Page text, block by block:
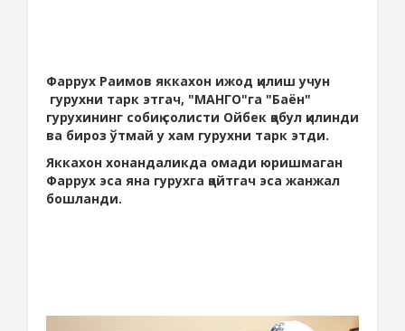
Фаррух Раимов яккахон ижод қилиш учун
гурухни тарк этгач, "МАНГО"га "Баён"
гурухининг собиқ солисти Ойбек қабул қилинди
ва бироз ўтмай у хам гурухни тарк этди.
Яккахон хонандаликда омади юришмаган
Фаррух эса яна гурухга қайтгач эса жанжал
бошланди.